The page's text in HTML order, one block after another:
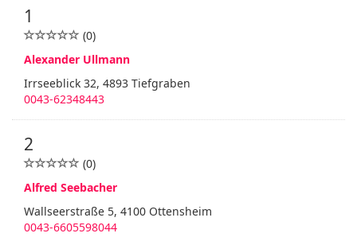
1
(0)
Alexander Ullmann
Irrseeblick 32, 4893 Tiefgraben
0043-62348443
2
(0)
Alfred Seebacher
Wallseerstraße 5, 4100 Ottensheim
0043-6605598044